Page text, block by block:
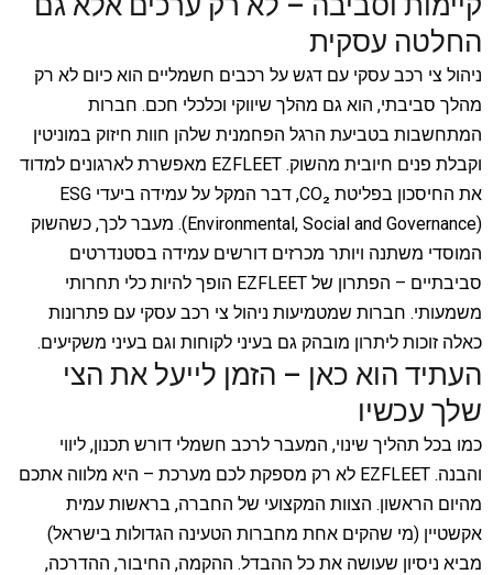
החלטה עסקית
ניהול צי רכב עסקי עם דגש על רכבים חשמליים הוא כיום לא רק
מהלך סביבתי, הוא גם מהלך שיווקי וכלכלי חכם. חברות
המתחשבות בטביעת הרגל הפחמנית שלהן חוות חיזוק במוניטין
וקבלת פנים חיובית מהשוק. EZFLEET מאפשרת לארגונים למדוד
את החיסכון בפליטת CO₂, דבר המקל על עמידה ביעדי ESG
(Environmental, Social and Governance). מעבר לכך, כשהשוק
המוסדי משתנה ויותר מכרזים דורשים עמידה בסטנדרטים
סביבתיים – הפתרון של EZFLEET הופך להיות כלי תחרותי
משמעותי. חברות שמטמיעות ניהול צי רכב עסקי עם פתרונות
כאלה זוכות ליתרון מובהק גם בעיני לקוחות וגם בעיני משקיעים.
העתיד הוא כאן – הזמן לייעל את הצי
שלך עכשיו
כמו בכל תהליך שינוי, המעבר לרכב חשמלי דורש תכנון, ליווי
והבנה. EZFLEET לא רק מספקת לכם מערכת – היא מלווה אתכם
מהיום הראשון. הצוות המקצועי של החברה, בראשות עמית
אקשטיין (מי שהקים אחת מחברות הטעינה הגדולות בישראל)
מביא ניסיון שעושה את כל ההבדל. ההקמה, החיבור, ההדרכה,